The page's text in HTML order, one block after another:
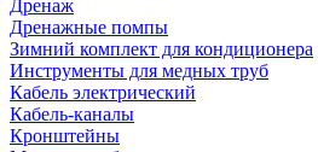
Дренаж
Дренажные помпы
Зимний комплект для кондиционера
Инструменты для медных труб
Кабель электрический
Кабель-каналы
Кронштейны